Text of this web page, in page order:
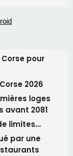
2081
par une
recevez par
sélection de